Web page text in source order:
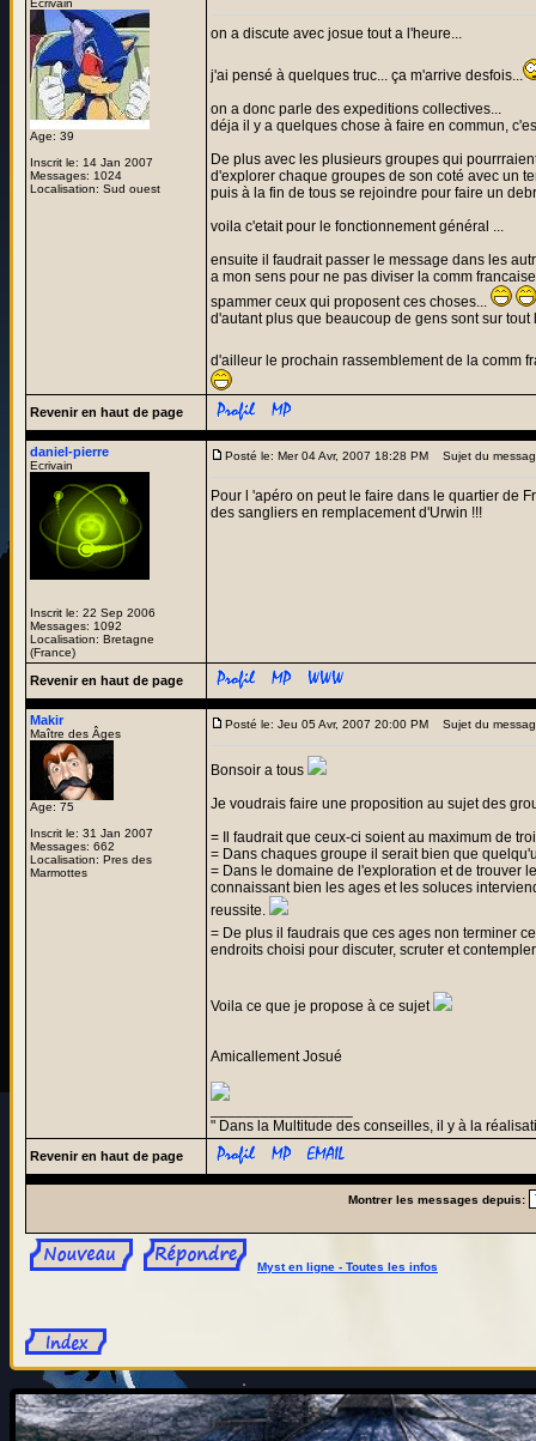
Ecrivain
Age: 39
Inscrit le: 14 Jan 2007
Messages: 1024
Localisation: Sud ouest
on a discute avec josue tout a l'heure...
j'ai pensé à quelques truc... ça m'arrive desfois...
on a donc parle des expeditions collectives...
déja il y a quelques chose à faire en commun,
De plus avec les plusieurs groupes qui
d'explorer chaque groupes de son coté avec un
puis à la fin de tous se rejoindre pour faire un
voila c'etait pour le fonctionnement général ...
ensuite il faudrait passer le message dans les
a mon sens pour ne pas diviser la comm
spammer ceux qui proposent ces choses...
d'autant plus que beaucoup de gens sont sur tout
d'ailleur le prochain rassemblement de la comm
Revenir en haut de page
daniel-pierre
Ecrivain
Inscrit le: 22 Sep 2006
Messages: 1092
Localisation: Bretagne
(France)
Posté le: Mer 04 Avr, 2007 18:28 PM Sujet du
Pour l 'apéro on peut le faire dans le quartier de
des sangliers en remplacement d'Urwin !!!
Revenir en haut de page
Makir
Maître des Âges
Age: 75
Inscrit le: 31 Jan 2007
Messages: 662
Localisation: Pres des
Marmottes
Posté le: Jeu 05 Avr, 2007 20:00 PM Sujet du
Bonsoir a tous
Je voudrais faire une proposition au sujet des
= Il faudrait que ceux-ci soient au maximum de
= Dans chaques groupe il serait bien que
= Dans le domaine de l'exploration et de trouver
connaissant bien les ages et les soluces
reussite.
= De plus il faudrais que ces ages non terminer
endroits choisi pour discuter, scruter et
Voila ce que je propose à ce sujet
Amicallement Josué
" Dans la Multitude des conseilles, il y à la
Revenir en haut de page
Montrer les messages depuis:
Myst en ligne - Toutes les infos